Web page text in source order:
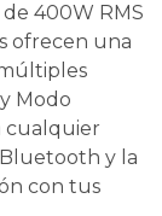
400W RMS
ofrecen una
Modo
cualquier
y la
con tus